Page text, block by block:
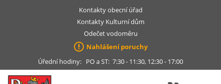
Kontakty obecní úřad
Kontakty Kulturní dům
Odečet vodoměru
Nahlášení poruchy
Úřední hodiny: PO a ST: 7:30 - 11:30, 12:30 - 17:00